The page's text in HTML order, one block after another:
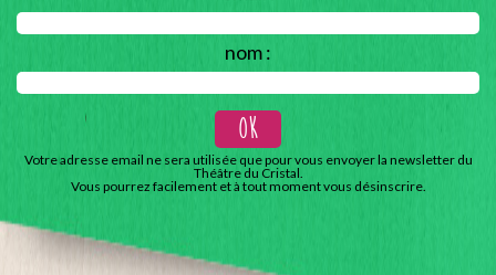
nom :
Votre adresse email ne sera utilisée que pour vous envoyer la newsletter du
Théâtre du Cristal.
Vous pourrez facilement et à tout moment vous désinscrire.